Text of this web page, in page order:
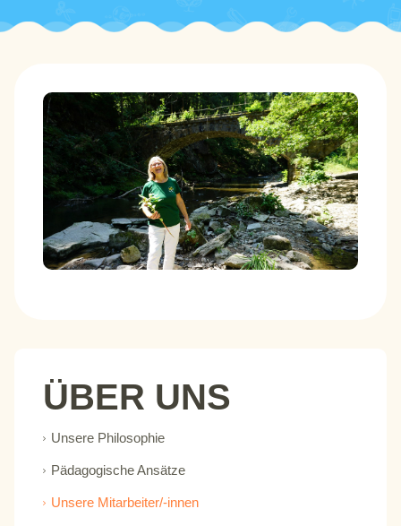
ÜBER UNS
Unsere Philosophie
Pädagogische Ansätze
Unsere Mitarbeiter/-innen